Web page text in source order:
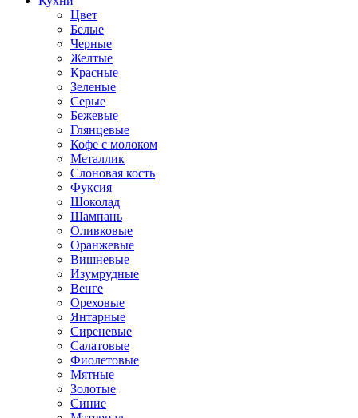
Цвет
Белые
Черные
Желтые
Красные
Зеленые
Серые
Бежевые
Глянцевые
Кофе с молоком
Металлик
Слоновая кость
Фуксия
Шоколад
Шампань
Оливковые
Оранжевые
Вишневые
Изумрудные
Венге
Ореховые
Янтарные
Сиреневые
Салатовые
Фиолетовые
Мятные
Золотые
Синие